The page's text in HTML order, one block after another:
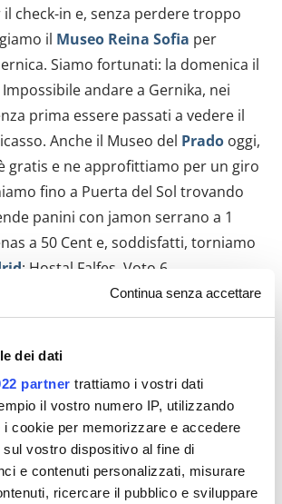
Continua senza accettare
dei dati
partner trattiamo i vostri dati
il vostro numero IP, utilizzando
i cookie per memorizzare e accedere
vostro dispositivo al fine di
e contenuti personalizzati, misurare
ricercare il pubblico e sviluppare
il check-in e, senza perdere troppo
il Museo Reina Sofia per
Siamo fortunati: la domenica il
andare a Gernika, nei
prima essere passati a vedere il
Anche il Museo del Prado oggi,
gratis e ne approfittiamo per un giro
fino a Puerta del Sol trovando
panini con jamon serrano a 1
a 50 Cent e, soddisfatti, torniamo
: Hostal Falfes. Voto 6